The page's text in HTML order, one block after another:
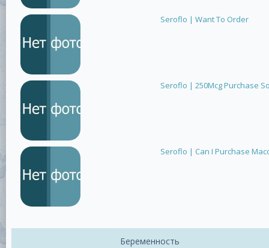
Seroflo | Want To Order
Seroflo | 250Mcg Purchase
Seroflo | Can I Purchase
Беременность